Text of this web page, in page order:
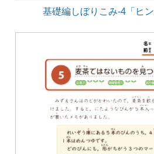
基礎編しぼりこみ-4「ヒン